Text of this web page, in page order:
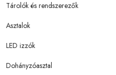
Tárolók és rendszerezők
Asztalok
LED izzók
Dohányzóasztal